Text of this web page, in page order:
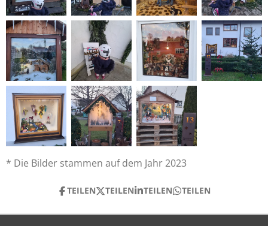
* Die Bilder stammen auf dem Jahr 2023
TEILEN TEILEN TEILEN TEILEN